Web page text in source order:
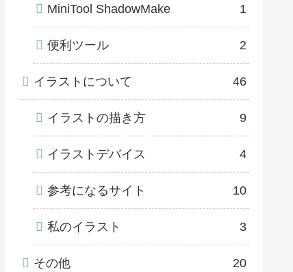
MiniTool ShadowMake 1
便利ツール 2
イラストについて 46
イラストの描き方 9
イラストデバイス 4
参考になるサイト 10
私のイラスト 3
その他 20